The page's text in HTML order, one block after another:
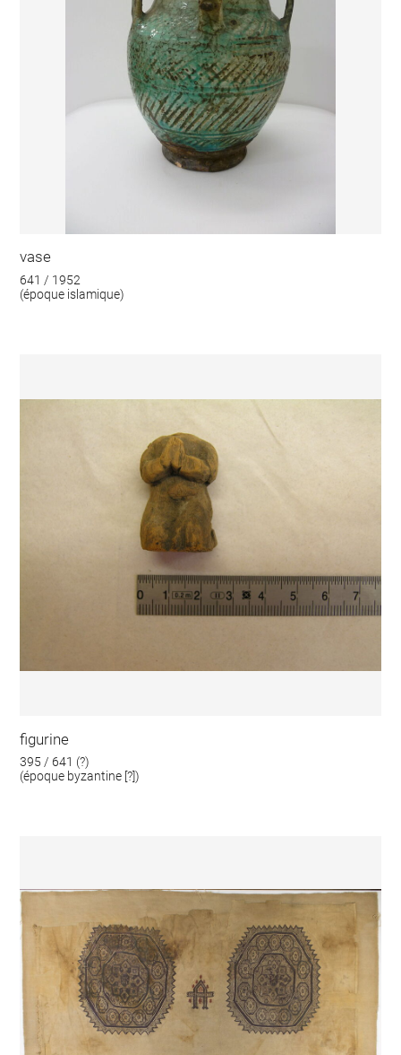
vase
641 / 1952
(époque islamique)
figurine
395 / 641 (?)
(époque byzantine [?])